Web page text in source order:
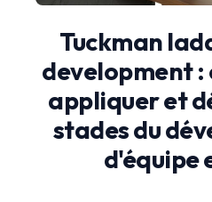
Tuckman
development
appliquer et
stades du
d'équipe